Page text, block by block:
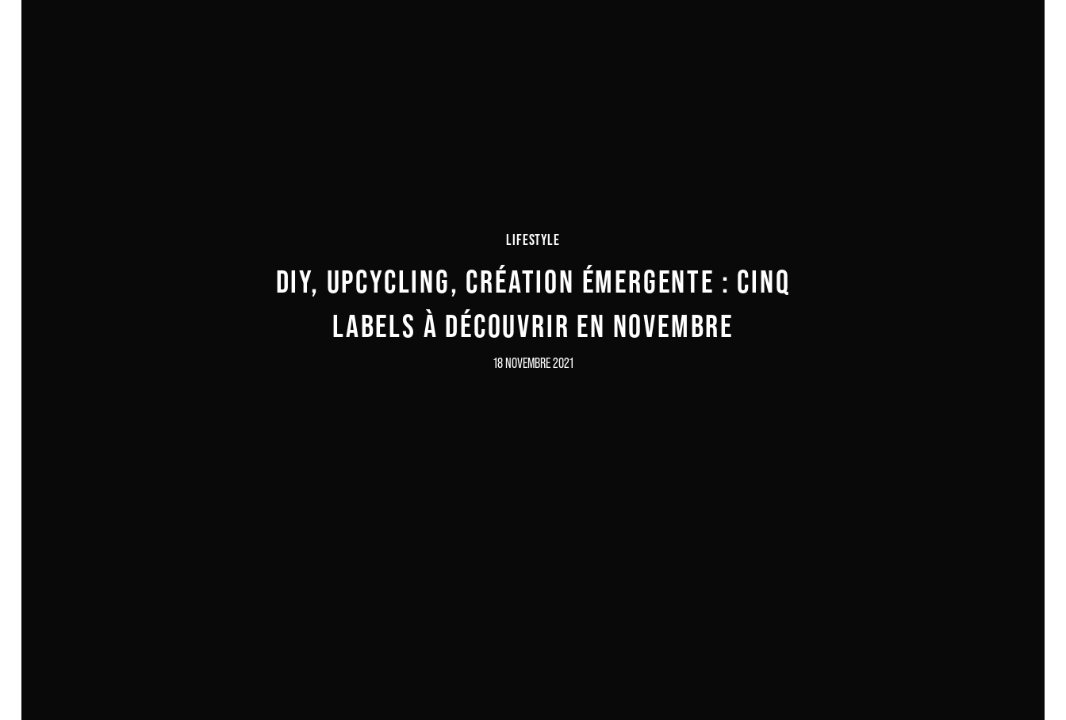
LIFESTYLE
DIY, UPCYCLING, CRÉATION ÉMERGENTE : CINQ
LABELS À DÉCOUVRIR EN NOVEMBRE
18 NOVEMBRE 2021